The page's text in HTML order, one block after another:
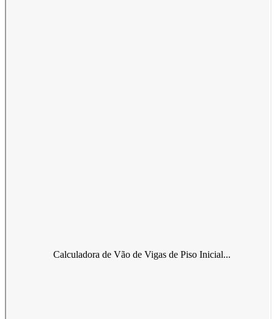
Calculadora de Vão de Vigas de Piso Inicial...